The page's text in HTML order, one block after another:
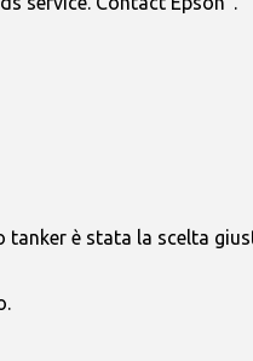
è stata la scelta